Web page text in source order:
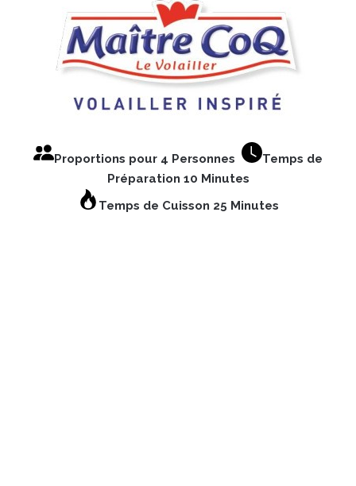
Proportions pour 4 Personnes
Temps de
Préparation 10 Minutes
Temps de Cuisson 25 Minutes